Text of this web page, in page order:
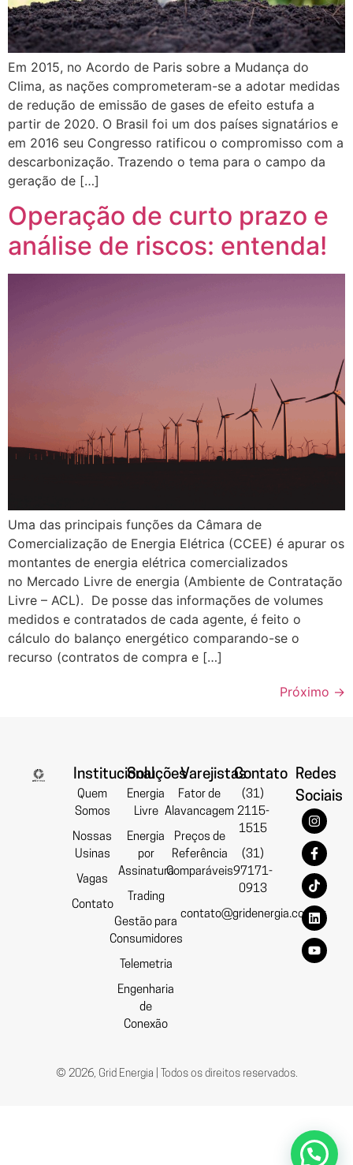
Em 2015, no Acordo de Paris sobre a Mudança do
Clima, as nações comprometeram-se a adotar medidas
de redução de emissão de gases de efeito estufa a
partir de 2020. O Brasil foi um dos países signatários e
em 2016 seu Congresso ratificou o compromisso com a
descarbonização. Trazendo o tema para o campo da
geração de […]
Operação de curto prazo e
análise de riscos: entenda!
Uma das principais funções da Câmara de
Comercialização de Energia Elétrica (CCEE) é apurar os
montantes de energia elétrica comercializados
no Mercado Livre de energia (Ambiente de Contratação
Livre – ACL). De posse das informações de volumes
medidos e contratados de cada agente, é feito o
cálculo do balanço energético comparando-se o
recurso (contratos de compra e […]
Próximo →
Institucional
Quem
Somos
Nossas
Usinas
Vagas
Contato
Soluções
Energia
Livre
Energia
por
Assinatura
Trading
Gestão para
Consumidores
Telemetria
Engenharia
de
Conexão
Varejistas
Fator de
Alavancagem
Preços de
Referência
Comparáveis
Contato
(31)
2115-
1515
(31)
97171-
0913
contato@gridenergia.com.br
Redes
Sociais
© 2026, Grid Energia | Todos os direitos reservados.